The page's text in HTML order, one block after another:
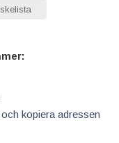
kopiera adressen